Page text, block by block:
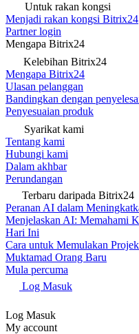
Untuk rakan kongsi
Menjadi rakan kongsi Bitrix24
Partner login
Mengapa Bitrix24
Kelebihan Bitrix24
Mengapa Bitrix24
Ulasan pelanggan
Bandingkan dengan
Penyesuaian produk
Syarikat kami
Tentang kami
Hubungi kami
Dalam akhbar
Perundangan
Terbaru daripada Bitrix24
Peranan AI dalam
Menjelaskan AI: Memahami
Hari Ini
Cara untuk Memulakan
Muktamad Orang Baru
Mula percuma
Log Masuk
Log Masuk
My account